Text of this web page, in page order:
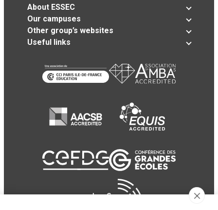
About ESSEC
Our campuses
Other group’s websites
Useful links